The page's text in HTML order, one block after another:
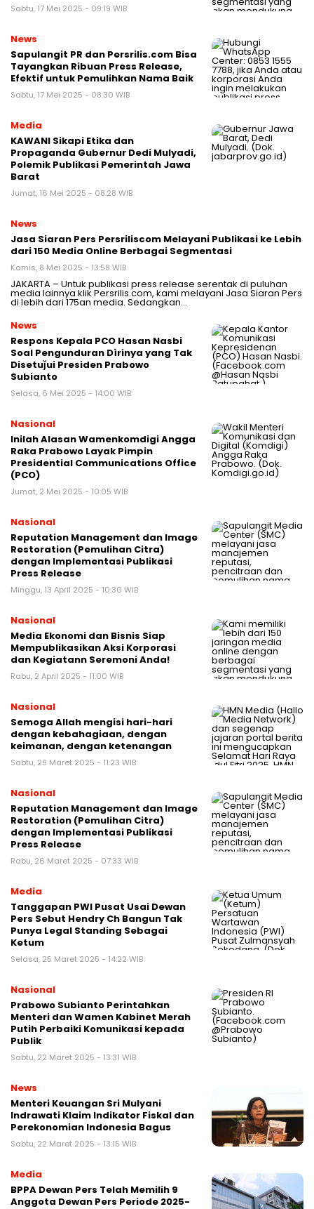
Sabtu, 17 Mei 2025 - 09:19 WIB
News
Sapulangit PR dan Persrilis.com Bisa
Tayangkan Ribuan Press Release,
Efektif untuk Pemulihkan Nama Baik
Sabtu, 17 Mei 2025 - 08:30 WIB
Media
KAWANI Sikapi Etika dan
Propaganda Gubernur Dedi Mulyadi,
Polemik Publikasi Pemerintah Jawa
Barat
Jumat, 16 Mei 2025 - 08:28 WIB
News
Jasa Siaran Pers Persriliscom Melayani Publikasi ke Lebih
dari 150 Media Online Berbagai Segmentasi
Kamis, 8 Mei 2025 - 13:58 WIB
JAKARTA – Untuk publikasi press release serentak di puluhan
media lainnya klik Persrilis.com, kami melayani Jasa Siaran Pers
di lebih dari 175an media. Sedangkan…
News
Respons Kepala PCO Hasan Nasbi
Soal Pengunduran Dìrinya yang Tak
Disetuǰui Presiden Prabowo
Subianto
Selasa, 6 Mei 2025 - 14:00 WIB
Nasional
Inilah Alasan Wamenkomdigi Angga
Raka Prabowo Layak Pimpin
Presidential Communications Office
(PCO)
Jumat, 2 Mei 2025 - 10:05 WIB
Nasional
Reputation Management dan Image
Restoration (Pemulihan Citra)
dengan Implementasi Publikasi
Press Release
Minggu, 13 April 2025 - 10:30 WIB
Nasional
Media Ekonomi dan Bisnis Siap
Mempublikasikan Aksi Korporasi
dan Kegiatann Seremoni Anda!
Rabu, 2 April 2025 - 11:00 WIB
Nasional
Semoga Allah mengisi hari-hari
dengan kebahagiaan, dengan
keimanan, dengan ketenangan
Sabtu, 29 Maret 2025 - 11:23 WIB
Nasional
Reputation Management dan Image
Restoration (Pemulihan Citra)
dengan Implementasi Publikasi
Press Release
Rabu, 26 Maret 2025 - 07:33 WIB
Media
Tanggapan PWI Pusat Usai Dewan
Pers Sebut Hendry Ch Bangun Tak
Punya Legal Standing Sebagai
Ketum
Selasa, 25 Maret 2025 - 14:22 WIB
Nasional
Prabowo Subianto Perintahkan
Menteri dan Wamen Kabinet Merah
Putih Perbaiki Komunikasi kepada
Publik
Sabtu, 22 Maret 2025 - 13:31 WIB
News
Menteri Keuangan Sri Mulyani
Indrawati Klaim Indikator Fiskal dan
Perekonomian Indonesia Bagus
Sabtu, 22 Maret 2025 - 13:15 WIB
Media
BPPA Dewan Pers Telah Memilih 9
Anggota Dewan Pers Periode 2025-